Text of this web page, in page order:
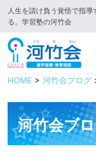
コ
ン
テ
ン
ツ
に
キ
プ
人生を請け負う覚悟で指導
る。学習塾の河竹会
HOME
新着情報
□ お知らせ
河竹会について
HOME > 河竹会ブログ
河竹会ブ